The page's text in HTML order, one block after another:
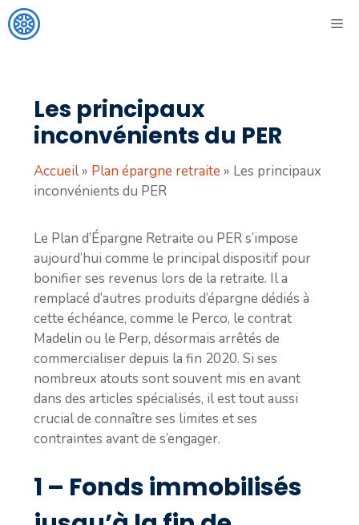
Aller
au
Les principaux
inconvénients du PER
Accueil» Plan épargne retraite » Les principaux
inconvénients du PER
Le Plan d’Épargne Retraite ou PERs’impose
aujourd’hui comme le principal dispositif pour
bonifier ses revenus lors de la retraite. Il a
remplacé d’autres produits d’épargne dédiés à
cette échéance, comme le Perco, le contrat
Madelin ou le Perp, désormais arrêtés de
commercialiser depuis la fin 2020. Si ses
nombreux atouts sont souvent mis en avant
dans des articles spécialisés, il est tout aussi
crucial de connaître ses limites et ses
contraintes avant de s’engager.
1 – Fonds immobilisés